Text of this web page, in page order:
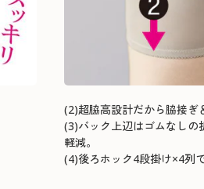
(2)超脇高設計だから脇接ぎ
(3)バック上辺はゴムなしの
軽減。
(4)後ろホック4段掛け×4列